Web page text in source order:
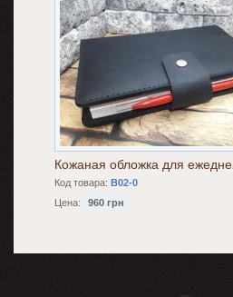
Кожаная обложка для
Код товара: B02-0
Цена:
960 грн